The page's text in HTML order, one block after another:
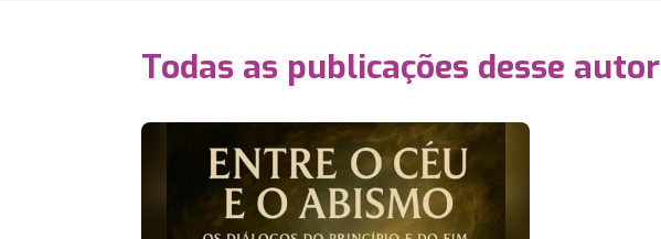
Todas as publicações desse autor